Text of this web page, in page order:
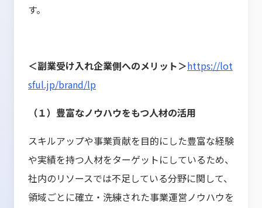
す。
＜副業受け入れ企業側へのメリット＞https://lot
sful.jp/brand/lp
（１）豊富なノウハウをもつ人材の活用
スキルアップや事業貢献を目的にした豊富な経験
や実績を持つ人材をターゲットにしているため、
社内のリソースでは不足している分野に関して、
領域ごとに確立・洗練された事業運営ノウハウを